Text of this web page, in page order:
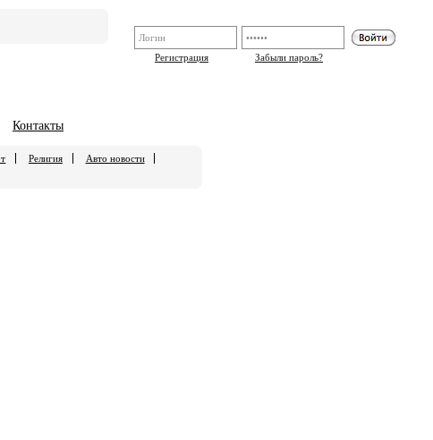
Регистрация
Забыли пароль?
Контакты
Религия
Авто новости